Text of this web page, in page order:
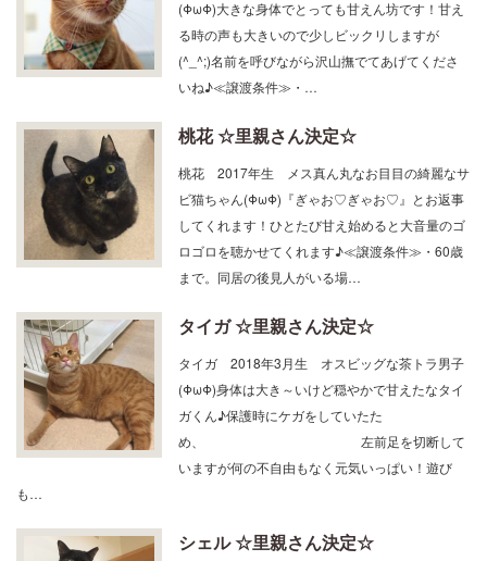
(ΦωΦ)大きな身体でとっても甘えん坊です！甘え
る時の声も大きいので少しビックリしますが
(^_^;)名前を呼びながら沢山撫でてあげてくださ
いね♪≪譲渡条件≫・…
桃花 ☆里親さん決定☆
桃花 2017年生 メス真ん丸なお目目の綺麗なサ
ビ猫ちゃん(ΦωΦ)『ぎゃお♡ぎゃお♡』とお返事
してくれます！ひとたび甘え始めると大音量のゴ
ロゴロを聴かせてくれます♪≪譲渡条件≫・60歳
まで。同居の後見人がいる場…
タイガ ☆里親さん決定☆
タイガ 2018年3月生 オスビッグな茶トラ男子
(ΦωΦ)身体は大き～いけど穏やかで甘えたなタイ
ガくん♪保護時にケガをしていたた
め、 左前足を切断して
いますが何の不自由もなく元気いっぱい！遊び
も…
シェル ☆里親さん決定☆